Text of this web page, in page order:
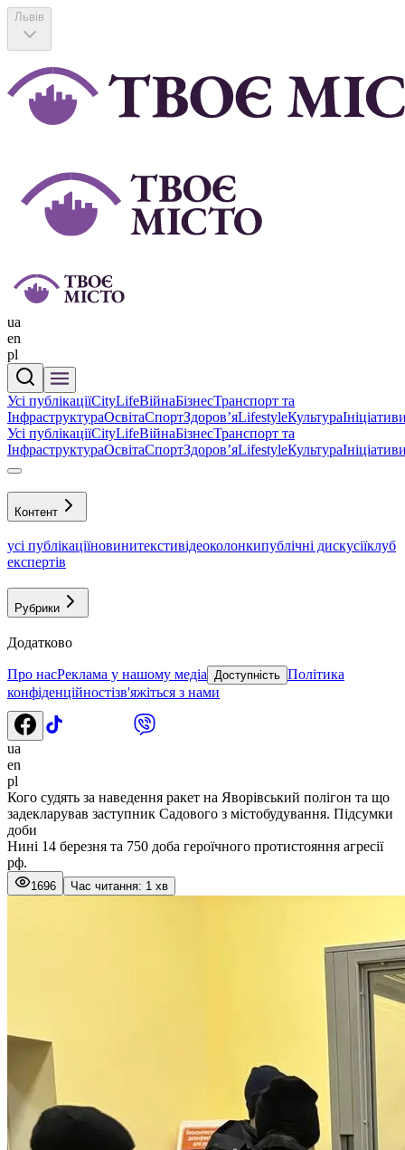
Львів
ua
en
pl
Усі публікаціїCityLifeВійнаБізнесТранспорт та
ІнфраструктураОсвітаСпортЗдоровʼяLifestyleКультура
Усі публікаціїCityLifeВійнаБізнесТранспорт та
ІнфраструктураОсвітаСпортЗдоровʼяLifestyleКультура
Контент
усі публікаціїновинитекстивідеоколонкипублічні дискусіїклуб
експертів
Рубрики
Додатково
Про насРеклама у нашому медіа Доступність Політика
конфіденційностізв'яжіться з нами
ua
en
pl
Кого судять за наведення ракет на Яворівський полігон та що
задекларував заступник Садового з містобудування. Підсумки
доби
Нині 14 березня та 750 доба героїчного протистояння агресії
рф.
1696 Час читання: 1 хв